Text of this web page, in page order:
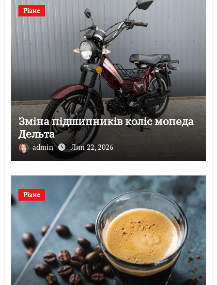
Різне
Зміна підшипників коліс мопеда
Дельта
admin Лип 22, 2026
Різне